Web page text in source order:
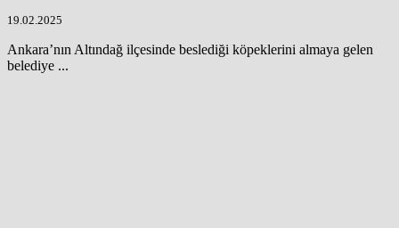
19.02.2025
Ankara’nın Altındağ ilçesinde beslediği köpeklerini almaya gelen
belediye ...